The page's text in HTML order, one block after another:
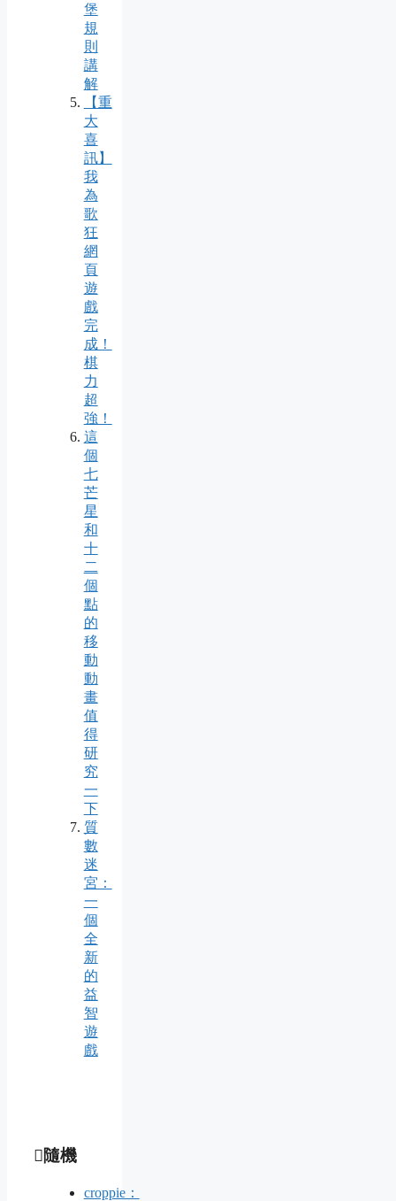
堡
規
則
講
解
【重
大
喜
訊】
我
為
歌
狂
網
頁
遊
戲
完
成！
棋
力
超
強！
這
個
七
芒
星
和
十
二
個
點
的
移
動
動
畫
值
得
研
究
一
下
質
數
迷
宮：
一
個
全
新
的
益
智
遊
戲
隨機
croppie：